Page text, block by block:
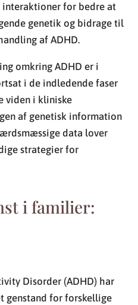
interaktioner for bedre at
genetik og bidrage til
af ADHD.
omkring ADHD er i
i de indledende faser
viden i kliniske
af genetisk information
data lover
strategier for
i familier:
Disorder (ADHD) har
genstand for forskellige